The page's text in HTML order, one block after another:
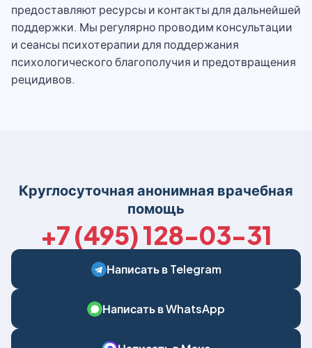
предоставляют ресурсы и контакты для дальнейшей
поддержки. Мы регулярно проводим консультации
и сеансы психотерапии для поддержания
психологического благополучия и предотвращения
рецидивов.
Круглосуточная анонимная врачебная
помощь
+7 (495) 128-03-31
Написать в Telegram
Написать в WhatsApp